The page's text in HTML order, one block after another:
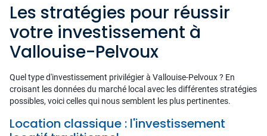
Les stratégies pour réussir
votre investissement à
Vallouise-Pelvoux
Quel type d'investissement privilégier à Vallouise-Pelvoux ? En
croisant les données du marché local avec les différentes stratégies
possibles, voici celles qui nous semblent les plus pertinentes.
Location classique : l'investissement